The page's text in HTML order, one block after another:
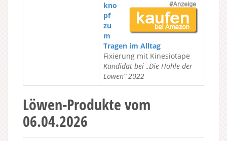
kno
pf
zu
m
Tragen im Alltag
Fixierung mit Kinesiotape
Kandidat bei „Die Höhle der
Löwen“ 2022
Löwen-Produkte vom
06.04.2026